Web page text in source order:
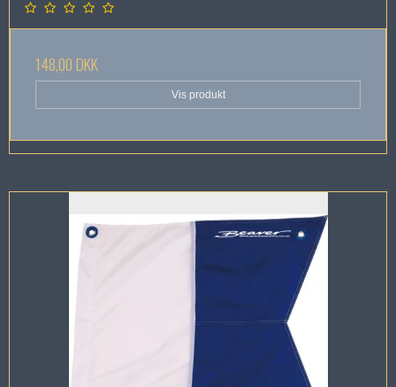
148,00 DKK
Vis produkt